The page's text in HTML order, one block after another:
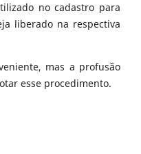
no cadastro para
liberado na respectiva
mas a profusão
esse procedimento.